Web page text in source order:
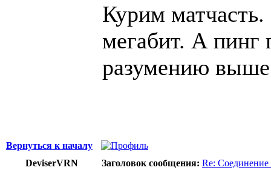
Курим
мегабит. А
разумению выше
Вернуться к началу
DeviserVRN
Заголовок сообщения: Re: